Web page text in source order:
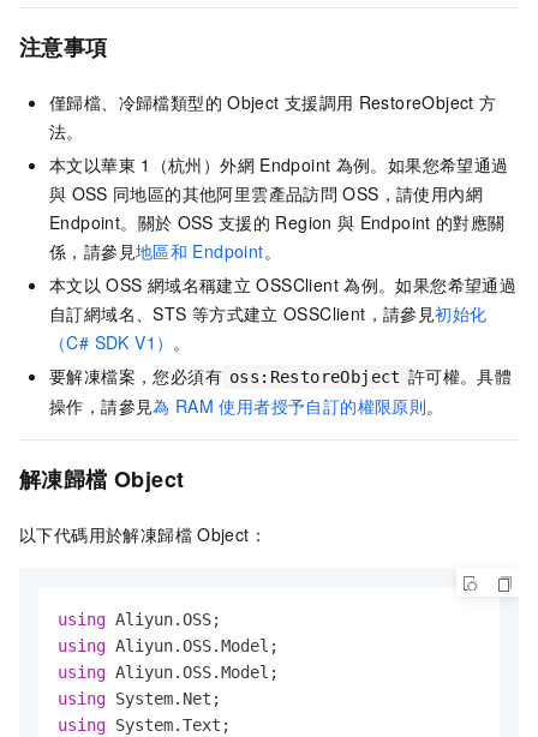
注意事項
僅歸檔、冷歸檔類型的 Object 支援調用 RestoreObject 方
法。
本文以華東 1（杭州）外網 Endpoint 為例。如果您希望通過
與 OSS 同地區的其他阿里雲產品訪問 OSS，請使用內網
Endpoint。關於 OSS 支援的 Region 與 Endpoint 的對應關
係，請參見地區和 Endpoint。
本文以 OSS 網域名稱建立 OSSClient 為例。如果您希望通過
自訂網域名、STS 等方式建立 OSSClient，請參見初始化
（C# SDK V1） 。
要解凍檔案，您必須有 oss:RestoreObject 許可權。具體
操作，請參見為 RAM 使用者授予自訂的權限原則。
解凍歸檔 Object
以下代碼用於解凍歸檔 Object：
using
using
using
using
using